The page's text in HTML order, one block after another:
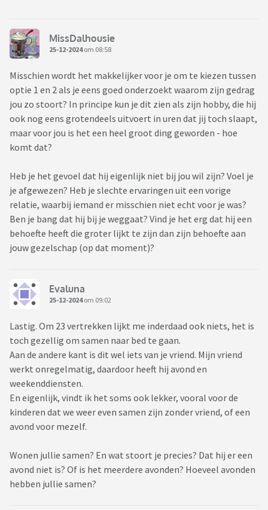
MissDalhousie
25-12-2024om 08:58
Misschien wordt het makkelijker voor je om te kiezen tussen
optie 1 en 2 als je eens goed onderzoekt waarom zijn gedrag
jou zo stoort? In principe kun je dit zien als zijn hobby, die hij
ook nog eens grotendeels uitvoert in uren dat jij toch slaapt,
maar voor jou is het een heel groot ding geworden - hoe
komt dat?
Heb je het gevoel dat hij eigenlijk niet bij jou wil zijn? Voel je
je afgewezen? Heb je slechte ervaringen uit een vorige
relatie, waarbij iemand er misschien niet echt voor je was?
Ben je bang dat hij bij je weggaat? Vind je het erg dat hij een
behoefte heeft die groter lijkt te zijn dan zijn behoefte aan
jouw gezelschap (op dat moment)?
Evaluna
25-12-2024om 09:02
Lastig. Om 23 vertrekken lijkt me inderdaad ook niets, het is
toch gezellig om samen naar bed te gaan.
Aan de andere kant is dit wel iets van je vriend. Mijn vriend
werkt onregelmatig, daardoor heeft hij avond en
weekenddiensten.
En eigenlijk, vindt ik het soms ook lekker, vooral voor de
kinderen dat we weer even samen zijn zonder vriend, of een
avond voor mezelf.
Wonen jullie samen? En wat stoort je precies? Dat hij er een
avond niet is? Of is het meerdere avonden? Hoeveel avonden
hebben jullie samen?